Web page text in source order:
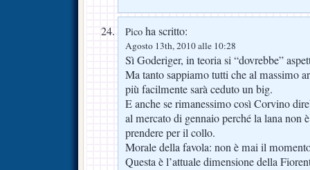
Pico ha scritto:
Agosto 13th, 2010 alle 10:28
Sì Goderiger, in teoria si “dovrebbe”
Ma tanto sappiamo tutti che al massimo
più facilmente sarà ceduto un big.
E anche se rimanessimo così Corvino
al mercato di gennaio perché la lana non
prendere per il collo.
Morale della favola: non è mai il
Questa è l’attuale dimensione della